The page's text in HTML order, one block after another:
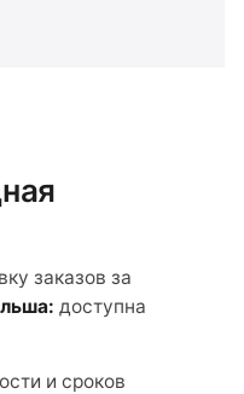
заказов за
доступна
и сроков